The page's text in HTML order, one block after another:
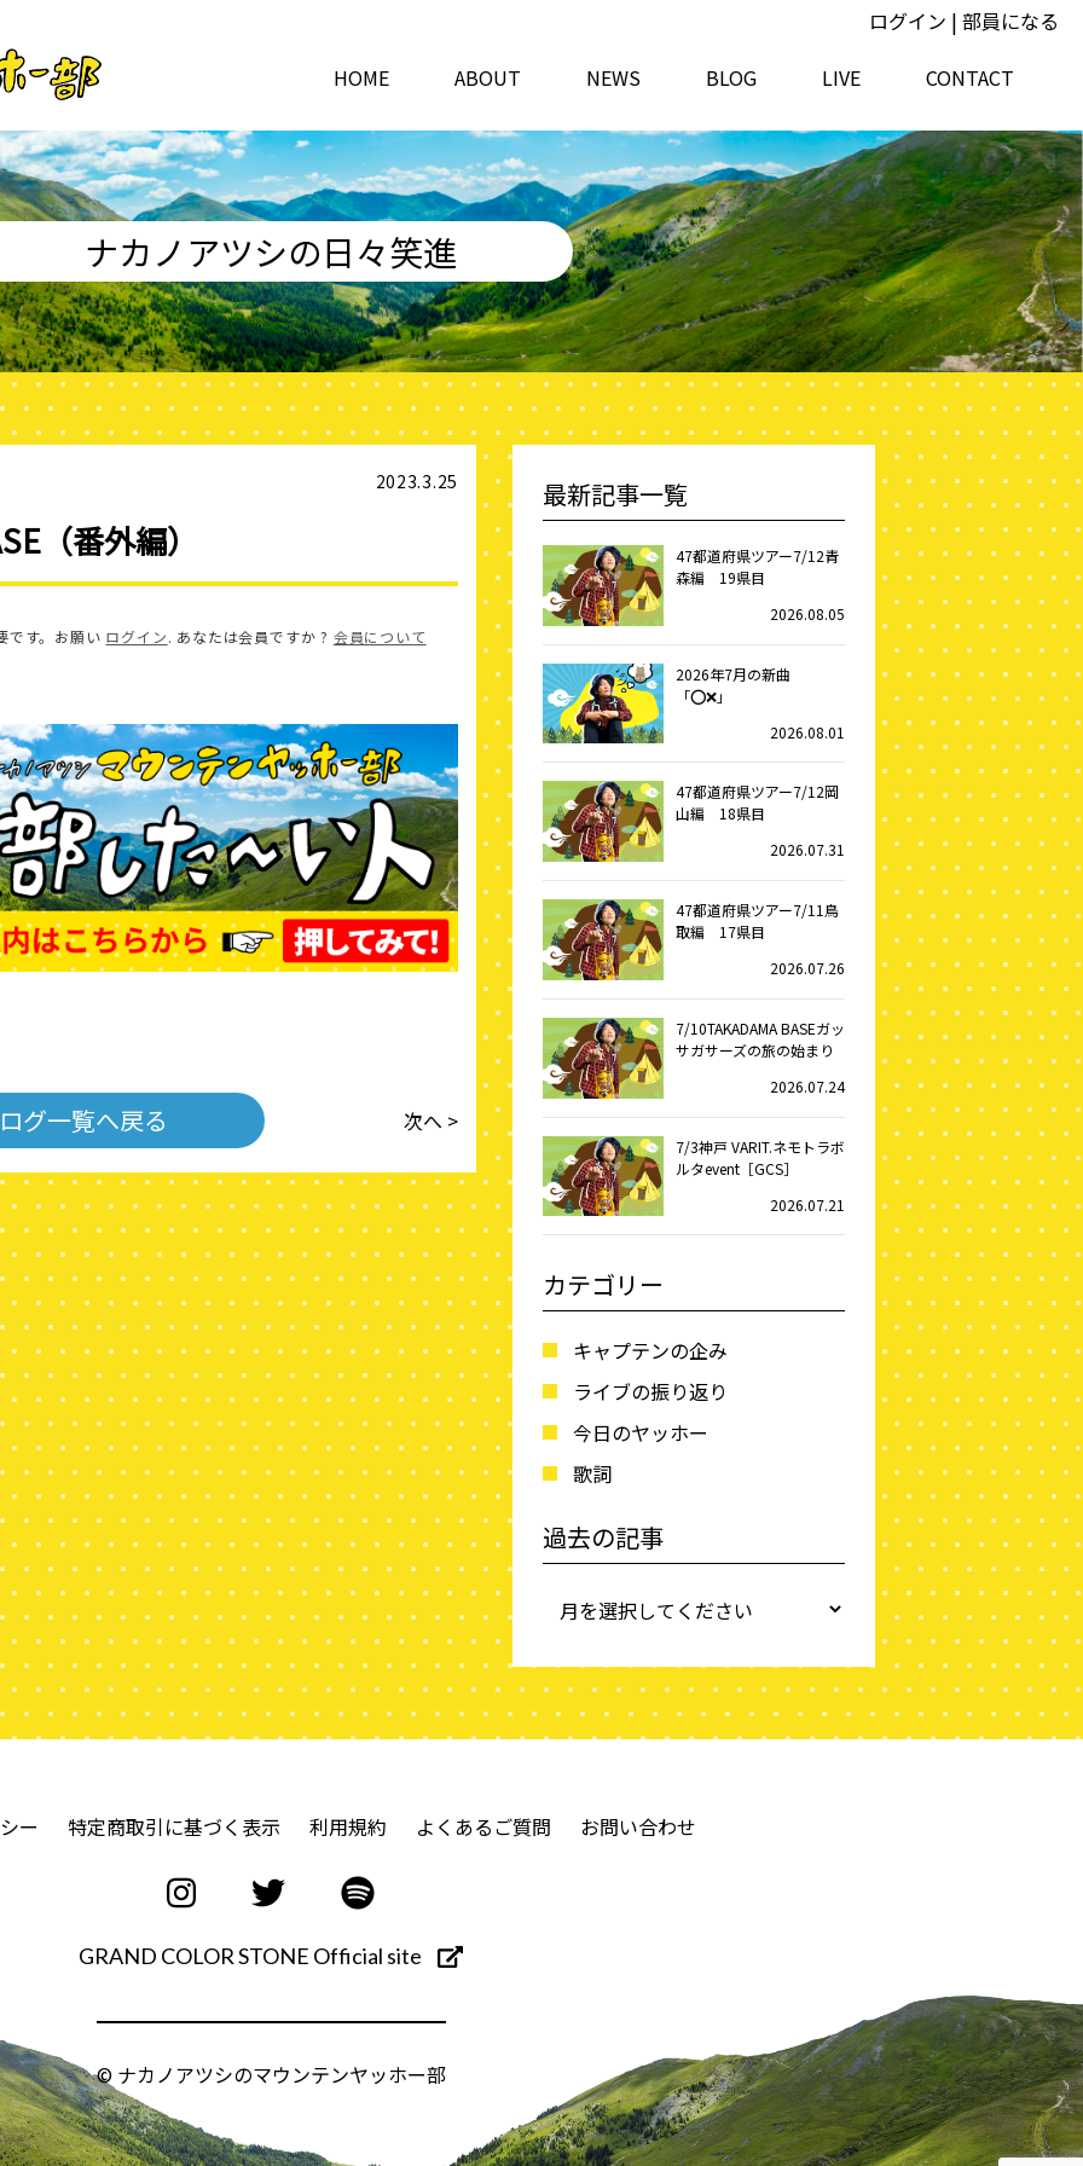
ログイン | 部員になる
HOME
ABOUT NEWS BLOG LIVE CONTACT
ナカノアツシの日々笑進
2023.3.25
（番外編）
です。お願い ログイン. あなたは会員ですか ? 会員について
グ一覧へ戻る 次へ >
最新記事一覧
47都道府県ツアー7/12青
森編 19県目
2026.08.05
2026年7月の新曲
「⭕️❌」
2026.08.01
47都道府県ツアー7/12岡
山編 18県目
2026.07.31
47都道府県ツアー7/11鳥
取編 17県目
2026.07.26
7/10TAKADAMA BASEガッ
サガサーズの旅の始まり
2026.07.24
7/3神戸 VARIT.ネモトラボ
ルタevent［GCS］
2026.07.21
カテゴリー
キャプテンの企み
ライブの振り返り
今日のヤッホー
歌詞
過去の記事
ー 特定商取引に基づく表示 利用規約 よくあるご質問 お問い合わせ
GRAND COLOR STONE Official site
© ナカノアツシのマウンテンヤッホー部